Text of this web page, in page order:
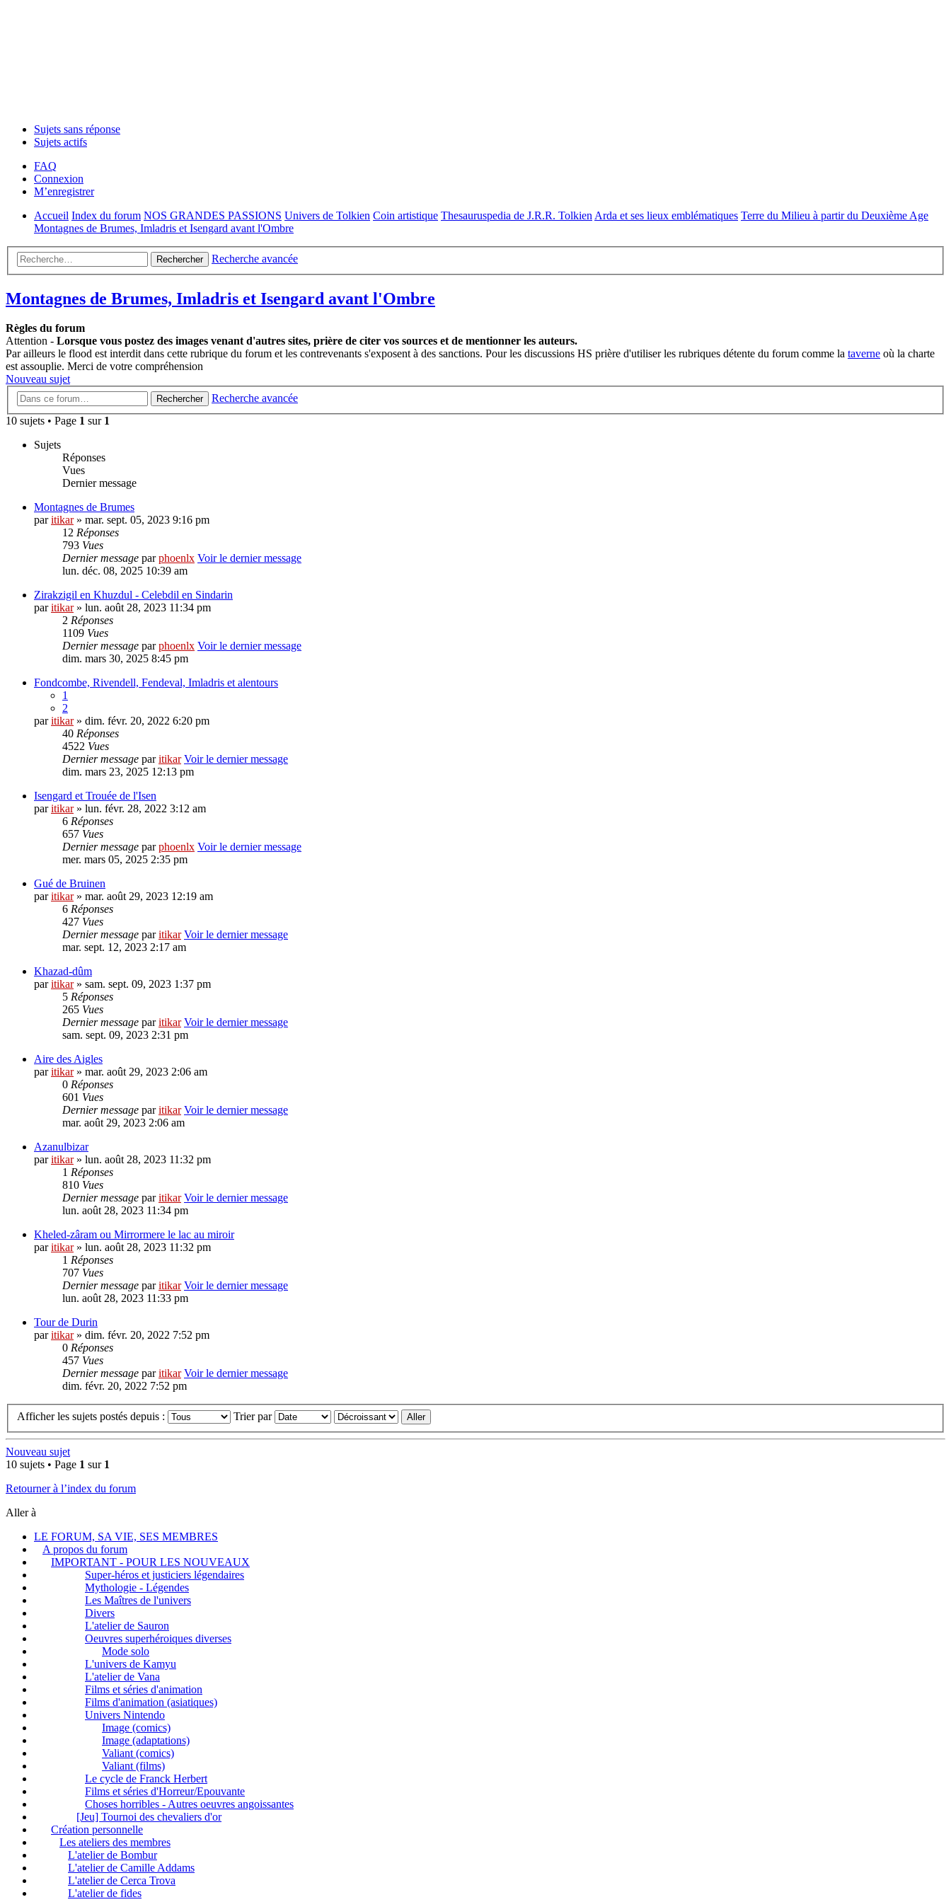
Sujets sans réponse
Sujets actifs
FAQ
Connexion
M’enregistrer
Accueil Index du forum NOS GRANDES PASSIONS Univers de Tolkien Coin artistique Thesauruspedia de J.R.R. Tolkien Arda et ses lieux emblématiques Terre du Milieu à partir du Deuxième Age
Montagnes de Brumes, Imladris et Isengard avant l'Ombre
Rechercher Recherche avancée
Montagnes de Brumes, Imladris et Isengard avant l'Ombre
Règles du forum
Attention - Lorsque vous postez des images venant d'autres sites, prière de citer vos sources et de mentionner les auteurs.
Par ailleurs le flood est interdit dans cette rubrique du forum et les contrevenants s'exposent à des sanctions. Pour les discussions HS prière d'utiliser les rubriques détente du forum comme la taverne où la charte
est assouplie. Merci de votre compréhension
Nouveau sujet
Rechercher
Recherche avancée
10 sujets • Page 1 sur 1
Sujets
Réponses
Vues
Dernier message
Montagnes de Brumes
paritikar» mar. sept. 05, 2023 9:16 pm
12 Réponses
793 Vues
Dernier message parphoenlx Voir le dernier message
lun. déc. 08, 2025 10:39 am
Zirakzigil en Khuzdul - Celebdil en Sindarin
paritikar» lun. août 28, 2023 11:34 pm
2 Réponses
1109 Vues
Dernier message parphoenlx Voir le dernier message
dim. mars 30, 2025 8:45 pm
Fondcombe, Rivendell, Fendeval, Imladris et alentours
1
2
paritikar» dim. févr. 20, 2022 6:20 pm
40 Réponses
4522 Vues
Dernier message paritikar Voir le dernier message
dim. mars 23, 2025 12:13 pm
Isengard et Trouée de l'Isen
paritikar» lun. févr. 28, 2022 3:12 am
6 Réponses
657 Vues
Dernier message parphoenlx Voir le dernier message
mer. mars 05, 2025 2:35 pm
Gué de Bruinen
paritikar» mar. août 29, 2023 12:19 am
6 Réponses
427 Vues
Dernier message paritikar Voir le dernier message
mar. sept. 12, 2023 2:17 am
Khazad-dûm
paritikar» sam. sept. 09, 2023 1:37 pm
5 Réponses
265 Vues
Dernier message paritikar Voir le dernier message
sam. sept. 09, 2023 2:31 pm
Aire des Aigles
paritikar» mar. août 29, 2023 2:06 am
0 Réponses
601 Vues
Dernier message paritikar Voir le dernier message
mar. août 29, 2023 2:06 am
Azanulbizar
paritikar» lun. août 28, 2023 11:32 pm
1 Réponses
810 Vues
Dernier message paritikar Voir le dernier message
lun. août 28, 2023 11:34 pm
Kheled-zâram ou Mirrormere le lac au miroir
paritikar» lun. août 28, 2023 11:32 pm
1 Réponses
707 Vues
Dernier message paritikar Voir le dernier message
lun. août 28, 2023 11:33 pm
Tour de Durin
paritikar» dim. févr. 20, 2022 7:52 pm
0 Réponses
457 Vues
Dernier message paritikar Voir le dernier message
dim. févr. 20, 2022 7:52 pm
Afficher les sujets postés depuis : Trier par
Nouveau sujet
10 sujets • Page 1 sur 1
Retourner à l’index du forum
Aller à
LE FORUM, SA VIE, SES MEMBRES
A propos du forum
IMPORTANT - POUR LES NOUVEAUX
Super-héros et justiciers légendaires
Mythologie - Légendes
Les Maîtres de l'univers
Divers
L'atelier de Sauron
Oeuvres superhéroiques diverses
Mode solo
L'univers de Kamyu
L'atelier de Vana
Films et séries d'animation
Films d'animation (asiatiques)
Univers Nintendo
Image (comics)
Image (adaptations)
Valiant (comics)
Valiant (films)
Le cycle de Franck Herbert
Films et séries d'Horreur/Epouvante
Choses horribles - Autres oeuvres angoissantes
[Jeu] Tournoi des chevaliers d'or
Création personnelle
Les ateliers des membres
L'atelier de Bombur
L'atelier de Camille Addams
L'atelier de Cerca Trova
L'atelier de fides